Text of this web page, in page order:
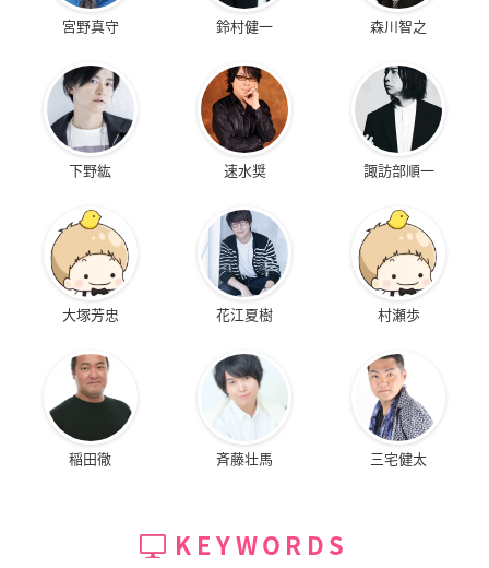
宮野真守 鈴村健一 森川智之
下野紘 速水奨 諏訪部順一
大塚芳忠 花江夏樹 村瀬歩
稲田徹 斉藤壮馬 三宅健太
KEYWORDS